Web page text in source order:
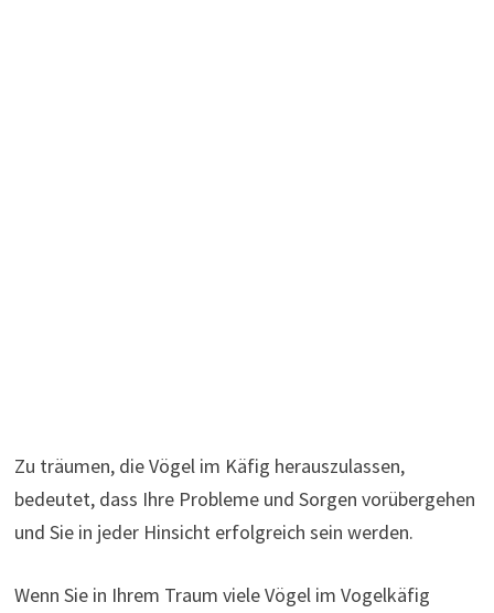
Zu träumen, die Vögel im Käfig herauszulassen,
bedeutet, dass Ihre Probleme und Sorgen vorübergehen
und Sie in jeder Hinsicht erfolgreich sein werden.
Wenn Sie in Ihrem Traum viele Vögel im Vogelkäfig